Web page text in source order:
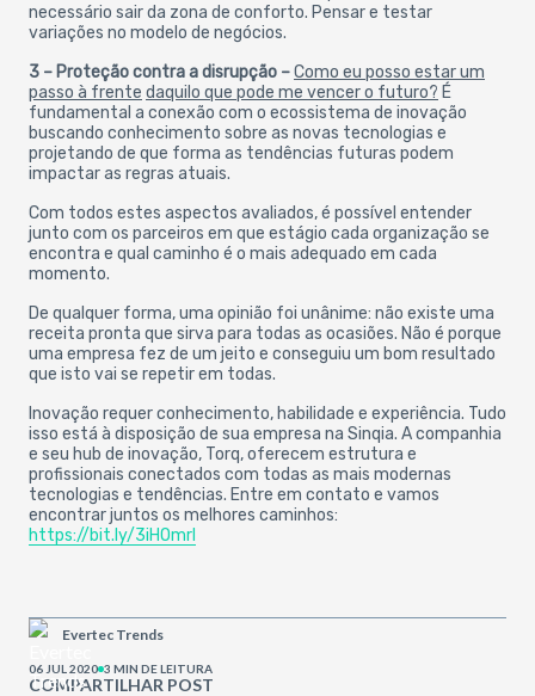
necessário sair da zona de conforto. Pensar e testar
variações no modelo de negócios.
3 – Proteção contra a disrupção –Como eu posso estar um
passo à frente daquilo que pode me vencer o futuro? É
fundamental a conexão com o ecossistema de inovação
buscando conhecimento sobre as novas tecnologias e
projetando de que forma as tendências futuras podem
impactar as regras atuais.
Com todos estes aspectos avaliados, é possível entender
junto com os parceiros em que estágio cada organização se
encontra e qual caminho é o mais adequado em cada
momento.
De qualquer forma, uma opinião foi unânime: não existe uma
receita pronta que sirva para todas as ocasiões. Não é porque
uma empresa fez de um jeito e conseguiu um bom resultado
que isto vai se repetir em todas.
Inovação requer conhecimento, habilidade e experiência. Tudo
isso está à disposição de sua empresa na Sinqia. A companhia
e seu hub de inovação, Torq, oferecem estrutura e
profissionais conectados com todas as mais modernas
tecnologias e tendências. Entre em contato e vamos
encontrar juntos os melhores caminhos:
https://bit.ly/3iHOmrl
COMPARTILHAR POST
Evertec Trends
06 JUL 2020 3 MIN DE LEITURA